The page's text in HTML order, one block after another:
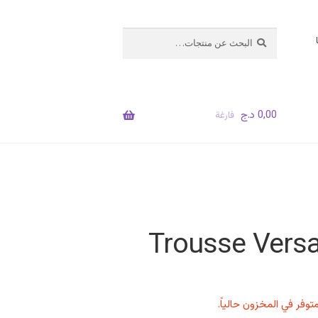
عن:
0,00 د.ج فارغة
في المخزون حالياً.